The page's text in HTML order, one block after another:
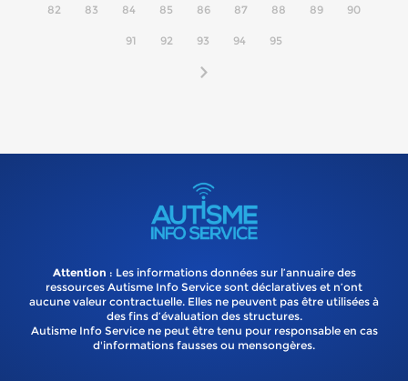
82 83 84 85 86 87 88 89 90
91 92 93 94 95
Attention : Les informations données sur l’annuaire des
ressources Autisme Info Service sont déclaratives et n’ont
aucune valeur contractuelle. Elles ne peuvent pas être utilisées à
des fins d’évaluation des structures.
Autisme Info Service ne peut être tenu pour responsable en cas
d'informations fausses ou mensongères.